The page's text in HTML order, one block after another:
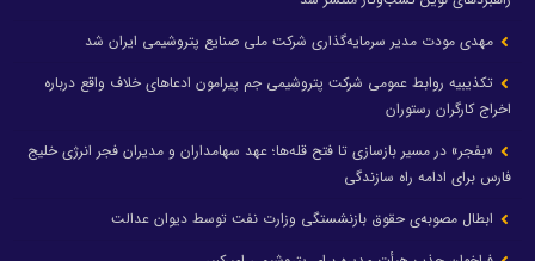
مهدی مودت مدیر سرمایه‌گذاری شرکت ملی صنایع پتروشیمی ایران شد
تکذیبیه روابط عمومی شرکت پتروشیمی جم پیرامون ادعاهای خلاف واقع درباره
اخراج کارگران رستوران
«بفجر» در مسیر بازسازی تا فتح قله‌ها؛ عهد سهامداران و مدیران فجر انرژی خلیج
فارس برای ادامه راه سازندگی
ابطال مصوبه‌ی حقوق بازنشستگی وزارت نفت توسط دیوان عدالت